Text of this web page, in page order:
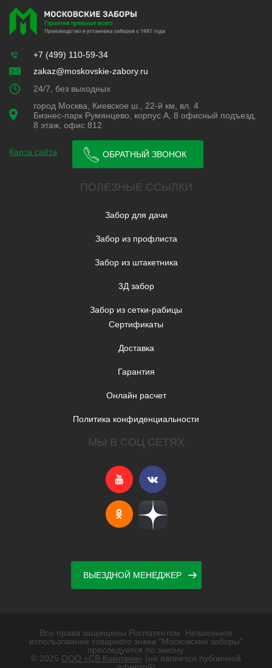
+7 (499) 110-59-34
zakaz@moskovskie-zabory.ru
24/7, без выходных
город Москва, Киевское ш., 22-й км, вл. 4
Бизнес-парк Румянцево, корпус А, 8 офисный подъезд,
8 этаж, офис 812
Карта сайта ОБРАТНЫЙ ЗВОНОК
ПОЛЕЗНЫЕ ССЫЛКИ
Забор для дачи
Забор из профлиста
Забор из штакетника
3Д забор
Забор из сетки-рабицы
Сертификаты
Доставка
Гарантия
Онлайн расчет
Политика конфиденциальности
МЫ В СОЦ СЕТЯХ
ВЫЕЗДНОЙ МЕНЕДЖЕР
Все права защищены Роспатентом. Незаконное
использование товарного знака "Московские заборы"
преследуется по закону.
© 2025 ООО «СВ Компани» (не является публичной